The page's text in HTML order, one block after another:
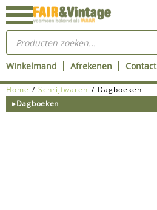
Ga
naar
inhoud
Producten
zoeken
Winkelmand Afrekenen Contact
Home /Schrijfwaren / Dagboeken
▸Dagboeken